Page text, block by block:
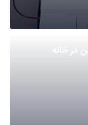
در خانه